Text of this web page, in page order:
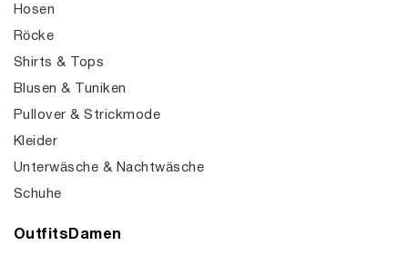
Hosen
Röcke
Shirts & Tops
Blusen & Tuniken
Pullover & Strickmode
Kleider
Unterwäsche & Nachtwäsche
Schuhe
OutfitsDamen